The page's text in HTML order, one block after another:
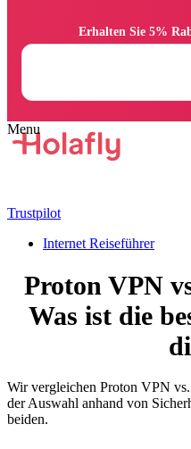
Trustpilot
Internet Reiseführer
Proton VPN
Was ist die
Wir vergleichen Proton VPN
der Auswahl anhand von
beiden.